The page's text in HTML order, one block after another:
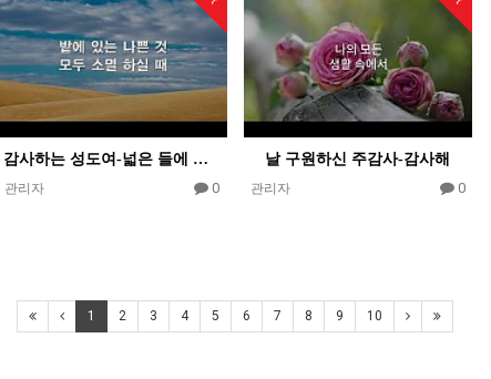
감사하는 성도여-넓은 들에 익은 곡식
관리자 0
날 구원하신 주감사-감사해
관리자 0
1 2 3 4 5 6 7 8 9 10